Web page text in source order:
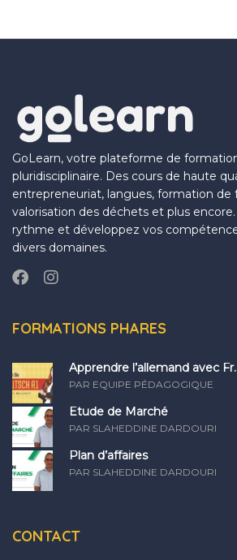
GoLearn, votre plateforme de
pluridisciplinaire. Des cours de haute
entrepreneuriat, langues, formation de
valorisation des déchets et plus
rythme et développez vos
divers domaines.
FORMATIONS PHARES
Apprendre l’allemand avec
PAR EQUIPE PÉDAGOGIQUE
Etude de Marché
PAR SLAHEDDINE DARDOURI
Plan d’affaires
PAR SLAHEDDINE DARDOURI
CONTACT